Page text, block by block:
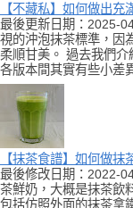
【不藏私】如何做出
最後更新日期：2025-
視的沖泡抹茶標準，因
柔順甘美。 過去我們介
各版本間其實有些小差
【抹茶食譜】如何做抹
最後修改日期：2022-
茶鮮奶，大概是抹茶飲
包括仿照外面的抹茶拿